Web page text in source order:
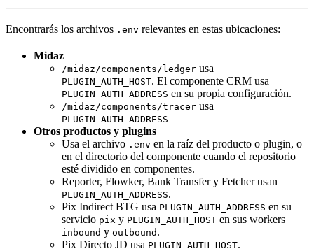
Encontrarás los archivos .env relevantes en estas ubicaciones:
Midaz
/midaz/components/ledger usa
PLUGIN_AUTH_HOST. El componente CRM usa
PLUGIN_AUTH_ADDRESS en su propia configuración.
/midaz/components/tracer usa
PLUGIN_AUTH_ADDRESS
Otros productos y plugins
Usa el archivo .env en la raíz del producto o plugin, o
en el directorio del componente cuando el repositorio
esté dividido en componentes.
Reporter, Flowker, Bank Transfer y Fetcher usan
PLUGIN_AUTH_ADDRESS.
Pix Indirect BTG usa PLUGIN_AUTH_ADDRESS en su
servicio pix y PLUGIN_AUTH_HOST en sus workers
inbound y outbound .
Pix Directo JD usa PLUGIN_AUTH_HOST.